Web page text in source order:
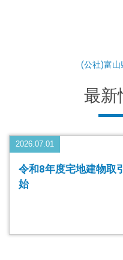
(公社)富山
最新
2026.07.01
令和8年度宅地建物
始